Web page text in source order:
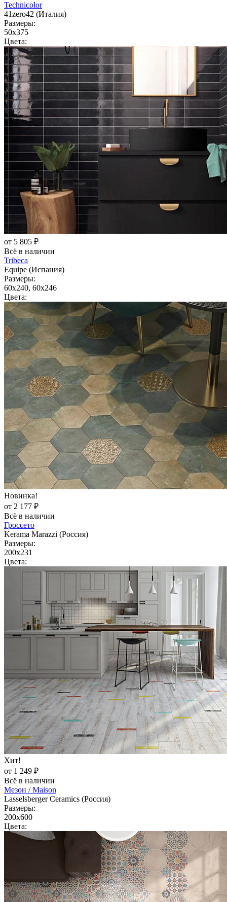
Technicolor
41zero42 (Италия)
Размеры:
50x375
Цвета:
от 5 805 ₽
Всё в наличии
Tribeca
Equipe (Испания)
Размеры:
60x240, 60x246
Цвета:
Новинка!
от 2 177 ₽
Всё в наличии
Гроссето
Kerama Marazzi (Россия)
Размеры:
200x231
Цвета:
Хит!
от 1 249 ₽
Всё в наличии
Мезон / Maison
Lasselsberger Ceramics (Россия)
Размеры:
200x600
Цвета: